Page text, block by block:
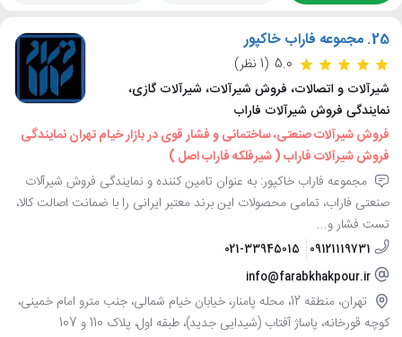
25. مجموعه فاراب خاکپور
5.0 (1 نظر)
شیرآلات و اتصالات، فروش شیرآلات، شیرآلات گازی،
نمایندگی فروش شیرآلات فاراب
فروش شیرآلات صنعتی، ساختمانی و فشار قوی در بازار خیام تهران نمایندگی
فروش شیرآلات فاراب ( شیرفلکه فاراب اصل )
مجموعه فاراب خاکپور: به عنوان تامین کننده و نمایندگی فروش شیرآلات
صنعتی فاراب، تمامی محصولات این برند معتبر ایرانی را با ضمانت اصالت کالا،
تست فشار و...
09121119731
021-33945015
info@farabkhakpour.ir
تهران، منطقه 12، محله پامنار، خیابان خیام شمالی، جنب مترو امام خمینی،
کوچه قورخانه، پاساژ آفتاب (شیدایی جدید)، طبقه اول، پلاک 110 و 107